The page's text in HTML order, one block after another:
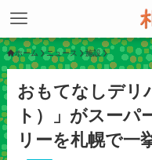
ホーム ニュース 施設
おもてなしデリ
ト）」がスー
リーを札幌で一